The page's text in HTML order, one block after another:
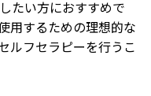
たい方におすすめで
用するための理想的な
ルフセラピーを行うこ